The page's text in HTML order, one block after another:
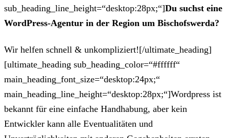
sub_heading_line_height=“desktop:28px;“]Du suchst eine
WordPress-Agentur in der Region um Bischofswerda?
Wir helfen schnell & unkompliziert![/ultimate_heading]
[ultimate_heading sub_heading_color=“#ffffff“
main_heading_font_size=“desktop:24px;“
main_heading_line_height=“desktop:28px;“]Wordpress ist
bekannt für eine einfache Handhabung, aber kein
Entwickler kann alle Eventualitäten und